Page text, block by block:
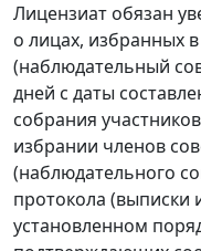
Лицензиат обязан
о лицах, избранных
(наблюдательный
дней с даты
собрания
избрании членов
(наблюдательного
протокола (выписки
установленном